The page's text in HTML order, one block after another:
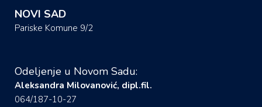
NOVI SAD
Pariske Komune 9/2
Odeljenje u Novom Sadu:
Aleksandra Milovanović, dipl.fil.
064/187-10-27